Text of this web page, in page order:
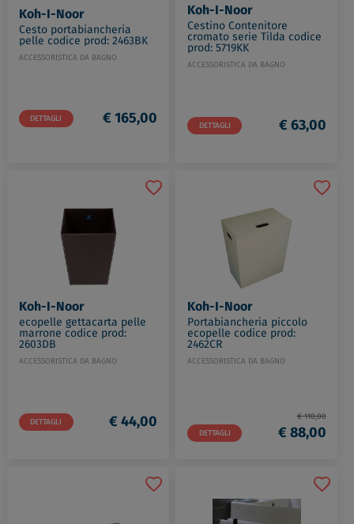
Koh-I-Noor
Cesto portabiancheria
pelle codice prod: 2463BK
ACCESSORISTICA DA BAGNO
DETTAGLI € 165,00
Koh-I-Noor
Cestino Contenitore
cromato serie Tilda codice
prod: 5719KK
ACCESSORISTICA DA BAGNO
DETTAGLI € 63,00
Koh-I-Noor
ecopelle gettacarta pelle
marrone codice prod:
2603DB
ACCESSORISTICA DA BAGNO
DETTAGLI € 44,00
Koh-I-Noor
Portabiancheria piccolo
ecopelle codice prod:
2462CR
ACCESSORISTICA DA BAGNO
DETTAGLI
€ 110,00
€ 88,00